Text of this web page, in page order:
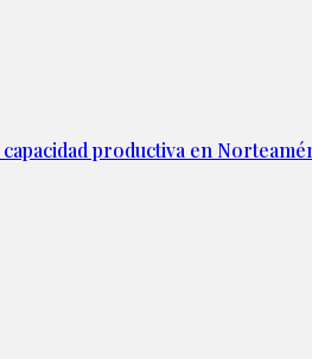
productiva en